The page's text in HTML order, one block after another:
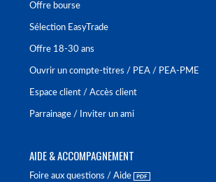
Offre bourse
Sélection EasyTrade
Offre 18-30 ans
Ouvrir un compte-titres / PEA / PEA-PME
Espace client / Accès client
Parrainage / Inviter un ami
AIDE & ACCOMPAGNEMENT
Foire aux questions / Aide